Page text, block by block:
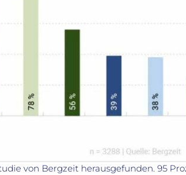
von Bergzeit herausgefunden. 95